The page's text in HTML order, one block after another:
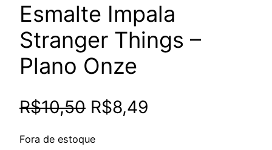
Esmalte Impala
Stranger Things –
Plano Onze
R$10,50 O
p
R$8,49
Fora de estoque